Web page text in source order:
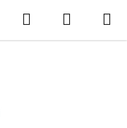
Hledat
KOŠÍK